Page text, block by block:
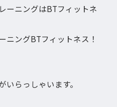
ーニングはBTフィットネ
ニングBTフィットネス！
らっしゃいます。